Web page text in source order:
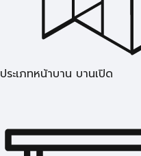
ประเภทหน้าบาน บานเปิด